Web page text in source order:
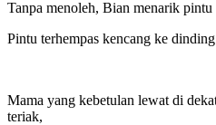
Tanpa menoleh, Bian menarik
Pintu terhempas kencang ke
Mama yang kebetulan lewat di
teriak,